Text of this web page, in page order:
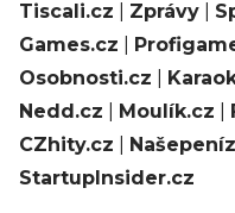
Tiscali.cz Zprávy
Games.cz
Osobnosti.cz
Nedd.cz
Moulík.cz
CZhity.cz
StartupInsider.cz